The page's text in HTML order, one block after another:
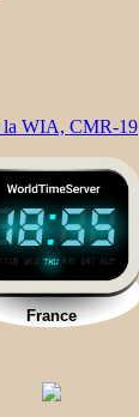
la WIA, CMR-19